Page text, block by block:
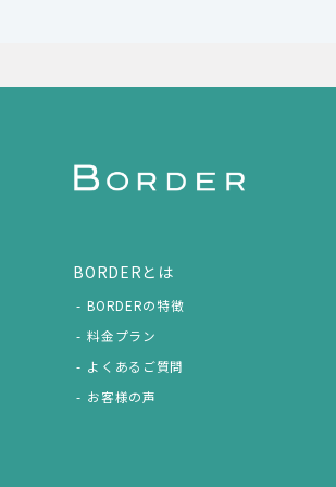
BORDERとは
BORDERの特徴
料金プラン
よくあるご質問
お客様の声